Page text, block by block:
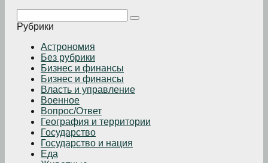
Рубрики
Астрономия
Без рубрики
Бизнеc и финансы
Бизнес и финансы
Власть и управление
Военное
Вопрос/Ответ
География и территории
Государство
Государство и нация
Еда